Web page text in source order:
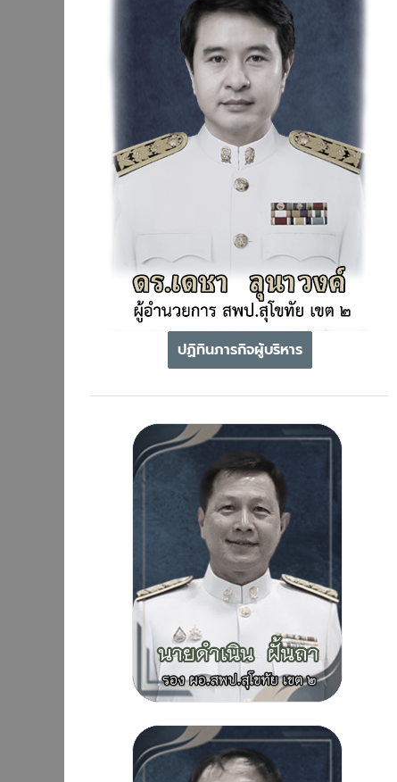
ปฏิทินภารกิจผู้บริหาร